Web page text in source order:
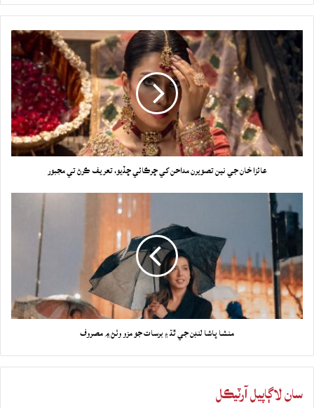
عائزا خان جي نين تصويرن مداحن کي ڇرڪائي ڇڏيو، تعريف ڪرڻ تي مجبور
منشا پاشا لنڊن جي ٿڌ ۽ برسات جو مزو وٺڻ ۾ مصروف
سان لاڳاپيل آرٽيڪل